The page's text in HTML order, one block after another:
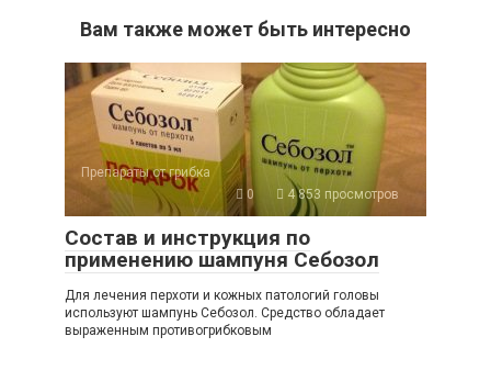
Вам также может быть интересно
Препараты от грибка
0
4 853 просмотров
Состав и инструкция по
применению шампуня Себозол
Для лечения перхоти и кожных патологий головы
используют шампунь Себозол. Средство обладает
выраженным противогрибковым